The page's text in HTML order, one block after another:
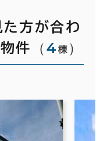
た方が合わ
件
（4 棟 ）